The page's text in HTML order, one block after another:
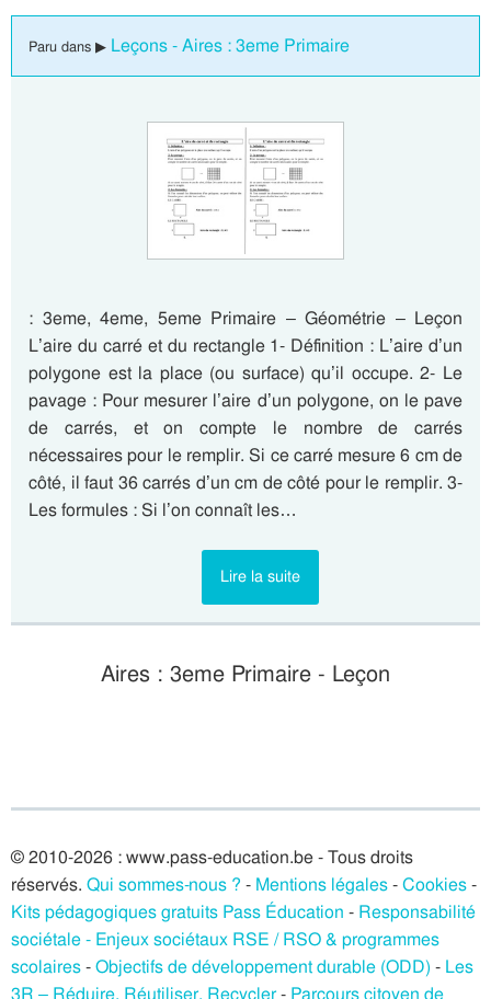
Paru dans ▶ Leçons - Aires : 3eme Primaire
: 3eme, 4eme, 5eme Primaire – Géométrie – Leçon
L’aire du carré et du rectangle 1- Définition : L’aire d’un
polygone est la place (ou surface) qu’il occupe. 2- Le
pavage : Pour mesurer l’aire d’un polygone, on le pave
de carrés, et on compte le nombre de carrés
nécessaires pour le remplir. Si ce carré mesure 6 cm de
côté, il faut 36 carrés d’un cm de côté pour le remplir. 3-
Les formules : Si l’on connaît les…
Lire la suite
Aires : 3eme Primaire - Leçon
© 2010-2026 : www.pass-education.be - Tous droits
réservés. Qui sommes-nous ? - Mentions légales-Cookies-
Kits pédagogiques gratuits Pass Éducation - Responsabilité
sociétale - Enjeux sociétaux RSE / RSO & programmes
scolaires-Objectifs de développement durable (ODD) - Les
3R – Réduire, Réutiliser, Recycler- Parcours citoyen de